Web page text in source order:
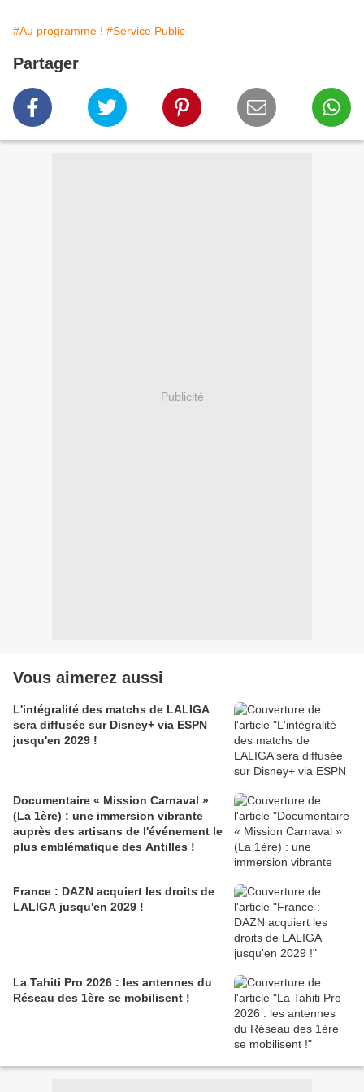
#Au programme ! #Service Public
Partager
Publicité
Vous aimerez aussi
L'intégralité des matchs de LALIGA
sera diffusée sur Disney+ via ESPN
jusqu'en 2029 !
Documentaire « Mission Carnaval »
(La 1ère) : une immersion vibrante
auprès des artisans de l'événement le
plus emblématique des Antilles !
France : DAZN acquiert les droits de
LALIGA jusqu'en 2029 !
La Tahiti Pro 2026 : les antennes du
Réseau des 1ère se mobilisent !